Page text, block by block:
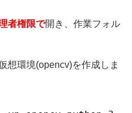
者権限で開き、作業フォル
想環境(opencv)を作成しま